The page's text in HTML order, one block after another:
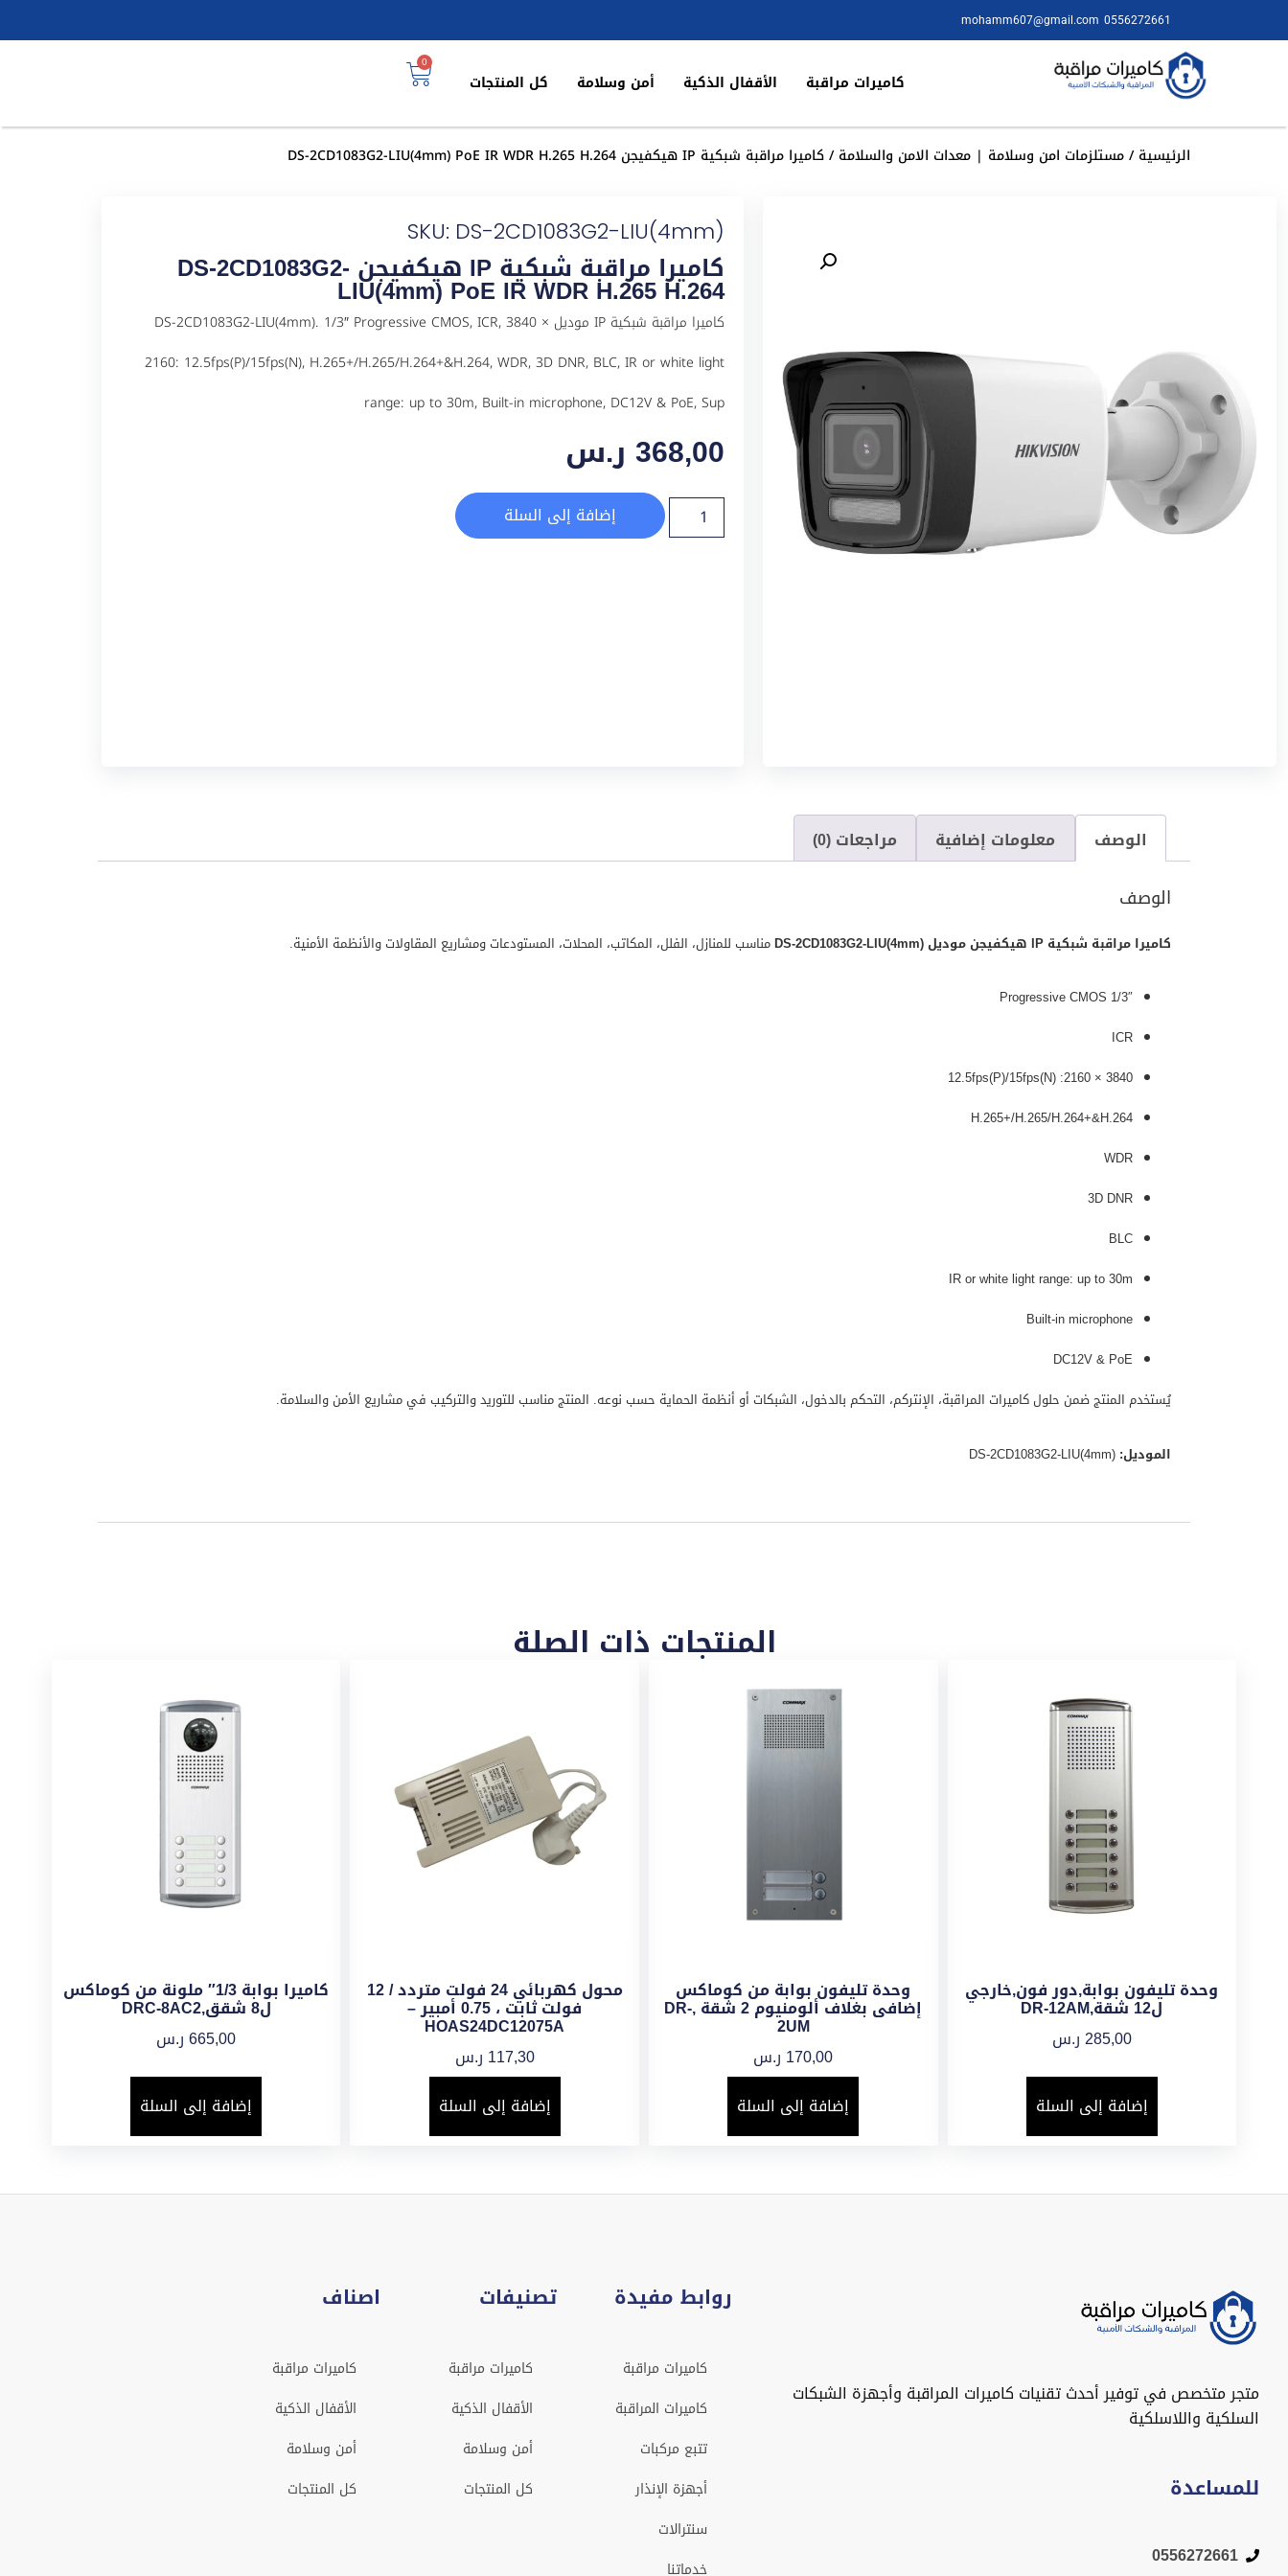
0556272661
mohamm607@gmail.com
كاميرات مراقبة الأقفال الذكية أمن وسلامة كل المنتجات
0
الرئيسية/مستلزمات امن وسلامة | معدات الامن والسلامة/ كاميرا مراقبة شبكية IP هيكفيجن DS-2CD1083G2-LIU(4mm) PoE IR WDR H.265 H.264
SKU: DS-2CD1083G2-LIU(4mm)
كاميرا مراقبة شبكية IP هيكفيجن DS-2CD1083G2-
LIU(4mm) PoE IR WDR H.265 H.264
كاميرا مراقبة شبكية IP موديل DS-2CD1083G2-LIU(4mm). 1/3″ Progressive CMOS, ICR, 3840 ×
2160: 12.5fps(P)/15fps(N), H.265+/H.265/H.264+&H.264, WDR, 3D DNR, BLC, IR or white light
range: up to 30m, Built-in microphone, DC12V & PoE, Sup
368,00 ر.س
إضافة إلى السلة
الوصف معلومات إضافية مراجعات (0)
الوصف
كاميرا مراقبة شبكية IP هيكفيجن موديل DS-2CD1083G2-LIU(4mm) مناسب للمنازل، الفلل، المكاتب، المحلات، المستودعات ومشاريع المقاولات والأنظمة الأمنية.
1/3″ Progressive CMOS
ICR
3840 × 2160: 12.5fps(P)/15fps(N)
H.265+/H.265/H.264+&H.264
WDR
3D DNR
BLC
IR or white light range: up to 30m
Built-in microphone
DC12V & PoE
يُستخدم المنتج ضمن حلول كاميرات المراقبة، الإنتركم، التحكم بالدخول، الشبكات أو أنظمة الحماية حسب نوعه. المنتج مناسب للتوريد والتركيب في مشاريع الأمن والسلامة.
الموديل:
المنتجات ذات الصلة
وحدة تليفون بوابة,دور فون,خارجي
ل12 شقة,DR-12AM
285,00ر.س
إضافة إلى السلة
وحدة تليفون بوابة من كوماكس
إضافى بغلاف ألومنيوم 2 شقة ,DR-
2UM
170,00 ر.س
إضافة إلى السلة
محول كهربائي 24 فولت متردد / 12
فولت ثابت ، 0.75 أمبير –
HOAS24DC12075A
117,30 ر.س
إضافة إلى السلة
كاميرا بوابة 1/3″ ملونة من كوماكس
ل8 شقق,DRC-8AC2
665,00ر.س
إضافة إلى السلة
متجر متخصص في توفير أحدث تقنيات كاميرات المراقبة وأجهزة الشبكات
السلكية واللاسلكية
للمساعدة
0556272661
روابط مفيدة
كاميرات مراقبة
كاميرات المراقبة
تتبع مركبات
أجهزة الإنذار
سنترالات
خدماتنا
تصنيفات
كاميرات مراقبة
الأقفال الذكية
أمن وسلامة
كل المنتجات
اصناف
كاميرات مراقبة
الأقفال الذكية
أمن وسلامة
كل المنتجات